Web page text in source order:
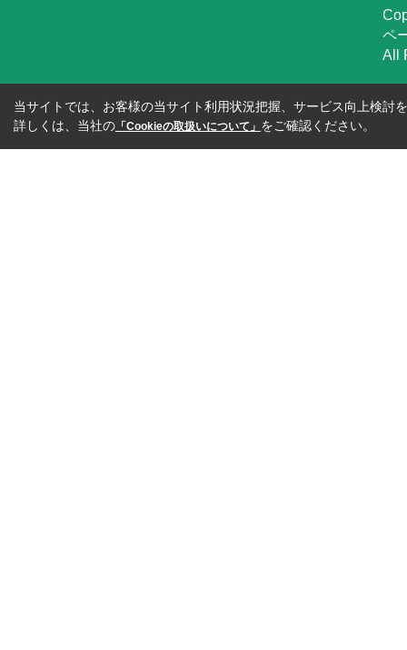
ペ
All
当サイトでは、お客様の当サイト利用状況把握、サービス向上検討
詳しくは、当社の 「Cookieの取扱いについて」 をご確認ください。